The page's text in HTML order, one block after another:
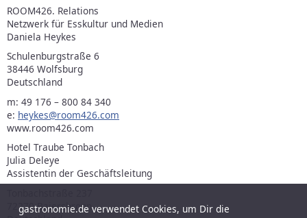
ROOM426. Relations
Netzwerk für Esskultur und Medien
Daniela Heykes
Schulenburgstraße 6
38446 Wolfsburg
Deutschland
m: 49 176 – 800 84 340
e: heykes@room426.com
www.room426.com
Hotel Traube Tonbach
Julia Deleye
Assistentin der Geschäftsleitung
72270 Baiersbronn
gastronomie.de verwendet Cookies, um Dir die